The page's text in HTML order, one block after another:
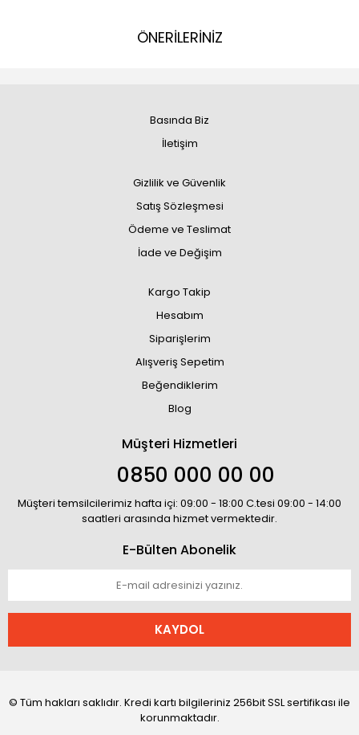
ÖNERİLERİNİZ
Basında Biz
İletişim
Gizlilik ve Güvenlik
Satış Sözleşmesi
Ödeme ve Teslimat
İade ve Değişim
Kargo Takip
Hesabım
Siparişlerim
Alışveriş Sepetim
Beğendiklerim
Blog
Müşteri Hizmetleri
0850 000 00 00
Müşteri temsilcilerimiz hafta içi: 09:00 - 18:00 C.tesi 09:00 - 14:00
saatleri arasında hizmet vermektedir.
E-Bülten Abonelik
KAYDOL
© Tüm hakları saklıdır. Kredi kartı bilgileriniz 256bit SSL sertifikası ile
korunmaktadır.